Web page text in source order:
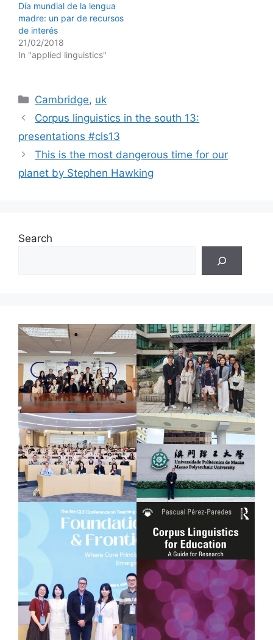
Día mundial de la lengua
madre: un par de recursos
de interés
21/02/2018
In "applied linguistics"
Categories
Cambridge, uk
Corpus linguistics in the south 13:
presentations #cls13
This is the most dangerous time for our
planet by Stephen Hawking
Search